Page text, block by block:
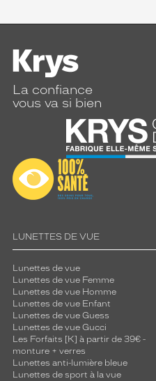
La confiance
vous va si bien
LUNETTES DE VUE
Lunettes de vue
Lunettes de vue Femme
Lunettes de vue Homme
Lunettes de vue Enfant
Lunettes de vue Guess
Lunettes de vue Gucci
Les Forfaits [K] à partir de 39€ -
monture + verres
Lunettes anti-lumière bleue
Lunettes de sport à la vue